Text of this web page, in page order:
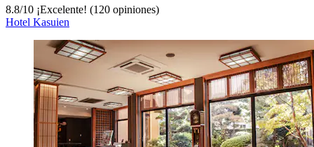
8.8/10 ¡Excelente! (120 opiniones)
Hotel Kasuien